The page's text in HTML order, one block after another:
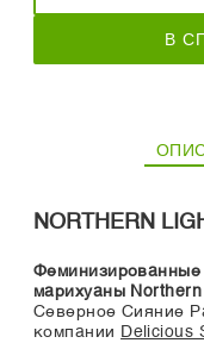
В
NORTHERN
марихуаны
Северное Сияние
компании Delicious